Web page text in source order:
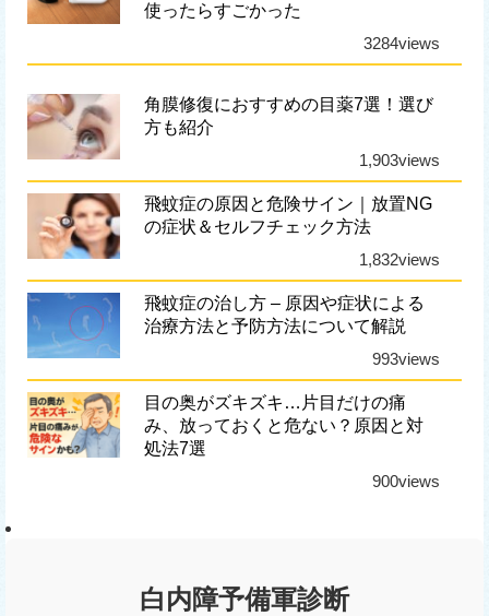
使ったらすごかった
3284views
角膜修復におすすめの目薬7選！選び
方も紹介
1,903views
飛蚊症の原因と危険サイン｜放置NG
の症状＆セルフチェック方法
1,832views
飛蚊症の治し方 – 原因や症状による
治療方法と予防方法について解説
993views
目の奥がズキズキ…片目だけの痛
み、放っておくと危ない？原因と対
処法7選
900views
白内障予備軍診断